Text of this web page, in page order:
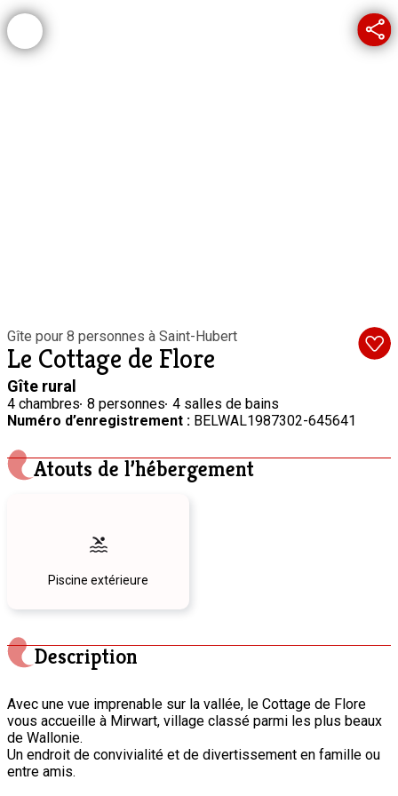
Gîte pour 8 personnes à Saint-Hubert
Le Cottage de Flore
Gîte rural
4 chambres 8 personnes 4 salles de bains
Numéro d’enregistrement : BELWAL1987302-645641
Atouts de l’hébergement
Piscine extérieure
Description
Avec une vue imprenable sur la vallée, le Cottage de Flore
vous accueille à Mirwart, village classé parmi les plus beaux
de Wallonie.
Un endroit de convivialité et de divertissement en famille ou
entre amis.